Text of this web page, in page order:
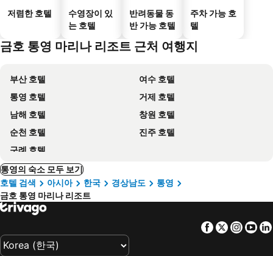
저렴한 호텔
수영장이 있
는 호텔
반려동물 동
반 가능 호텔
주차 가능 호
텔
금호 통영 마리나 리조트 근처 여행지
부산 호텔
여수 호텔
통영 호텔
거제 호텔
남해 호텔
창원 호텔
순천 호텔
진주 호텔
구례 호텔
통영의 숙소 모두 보기
호텔 검색
아시아 한국 경상남도
통영
금호 통영 마리나 리조트
Facebook
Twitter